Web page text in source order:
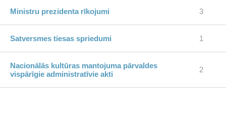
Ministru prezidenta rīkojumi 3
Satversmes tiesas spriedumi 1
Nacionālās kultūras mantojuma pārvaldes
vispārīgie administratīvie akti
2